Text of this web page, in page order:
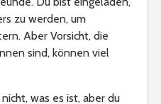
zu werden, um
Aber Vorsicht, die
sind, können viel
was es ist, aber du